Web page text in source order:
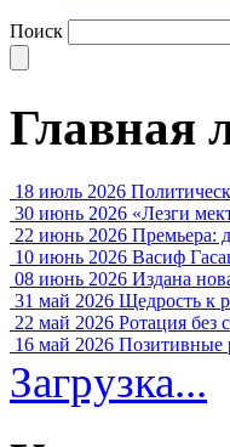
Поиск
Главная
18 июль 2026
30 июнь 2026 «Лезги
22 июнь 2026 Премьера:
10 июнь 2026 Васиф
08 июнь 2026 Издана
31 май 2026 Щедрость к
22 май 2026 Ротация без
16 май 2026 Позитивные
Загрузка...